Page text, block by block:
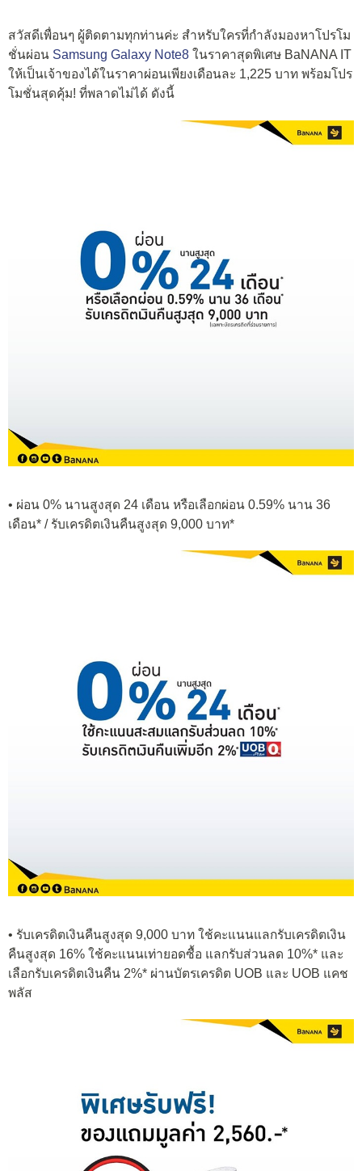
สวัสดีเพื่อนๆ ผู้ติดตามทุกท่านค่ะ สำหรับใครที่กำลังมองหาโปรโม
ชั่นผ่อน Samsung Galaxy Note8 ในราคาสุดพิเศษ BaNANA IT
ให้เป็นเจ้าของได้ในราคาผ่อนเพียงเดือนละ 1,225 บาท พร้อมโปร
โมชั่นสุดคุ้ม! ที่พลาดไม่ได้ ดังนี้
• ผ่อน 0% นานสูงสุด 24 เดือน หรือเลือกผ่อน 0.59% นาน 36
เดือน* / รับเครดิตเงินคืนสูงสุด 9,000 บาท*
• รับเครดิตเงินคืนสูงสุด 9,000 บาท ใช้คะแนนแลกรับเครดิตเงิน
คืนสูงสุด 16% ใช้คะแนนเท่ายอดซื้อ แลกรับส่วนลด 10%* และ
เลือกรับเครดิตเงินคืน 2%* ผ่านบัตรเครดิต UOB และ UOB แคช
พลัส